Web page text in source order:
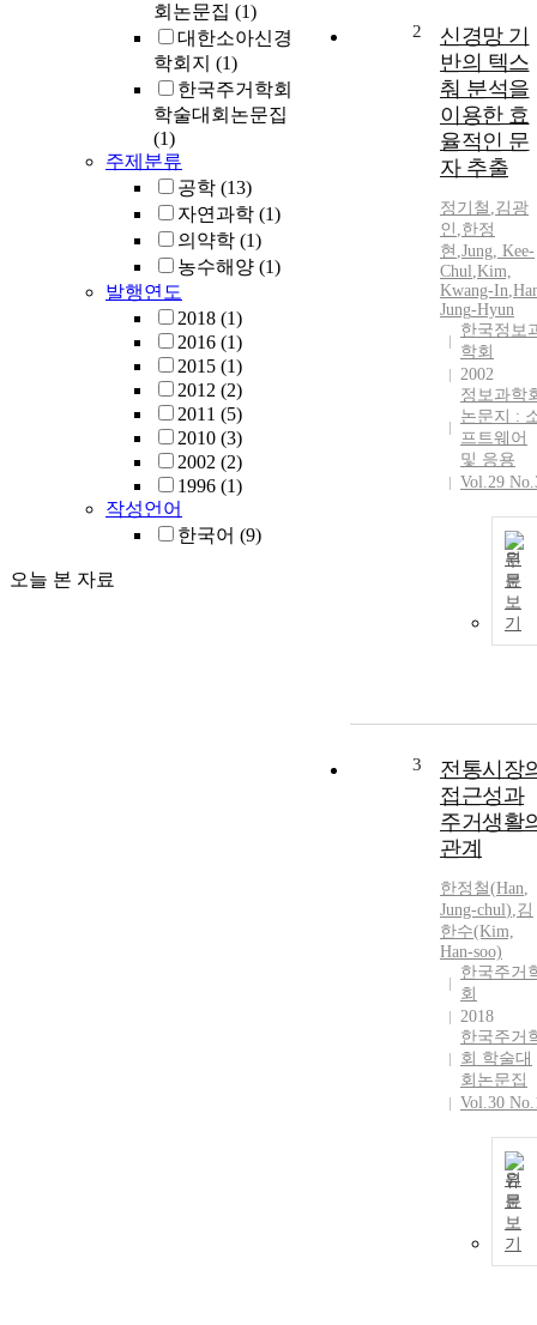
회논문집 (1)
대한소아신경
학회지 (1)
한국주거학회
학술대회논문집
(1)
주제분류
공학 (13)
자연과학 (1)
의약학 (1)
농수해양 (1)
발행연도
2018 (1)
2016 (1)
2015 (1)
2012 (2)
2011 (5)
2010 (3)
2002 (2)
1996 (1)
작성언어
한국어 (9)
오늘 본 자료
2
신경망 기
반의 텍스
춰 분석을
이용한 효
율적인 문
자 추출
정기 철 ,김광
인 ,한정
현 ,Jung, Kee-
Chul,Kim,
Kwang-In,
Jung-Hyun
한국정보
학회
2002
정보과학
논문지 :
프트웨어
및 응용
Vol.29
원
문
보
기
3
전통시장
접근성과
주거생활
관계
한정철(Han,
Jung-chul),김
한수(Kim,
Han-soo)
한국주거
회
2018
한국주거
회 학술대
회논문집
Vol.30
원
문
보
기